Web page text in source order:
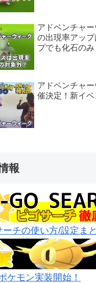
アドベンチャ
の出現率アップ
プでも化石のみ
アドベンチャ
催決定！新イベ
報
ーチの使い方/設定ま
ケモン実装開始！